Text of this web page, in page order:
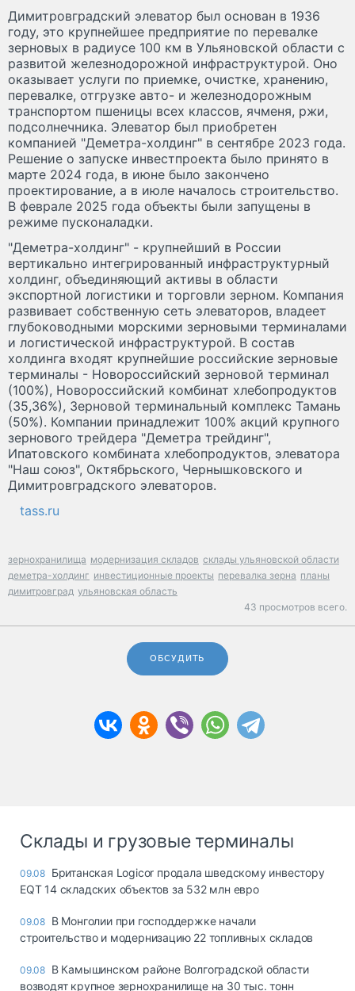
Димитровградский элеватор был основан в 1936
году, это крупнейшее предприятие по перевалке
зерновых в радиусе 100 км в Ульяновской области с
развитой железнодорожной инфраструктурой. Оно
оказывает услуги по приемке, очистке, хранению,
перевалке, отгрузке авто- и железнодорожным
транспортом пшеницы всех классов, ячменя, ржи,
подсолнечника. Элеватор был приобретен
компанией "Деметра-холдинг" в сентябре 2023 года.
Решение о запуске инвестпроекта было принято в
марте 2024 года, в июне было закончено
проектирование, а в июле началось строительство.
В феврале 2025 года объекты были запущены в
режиме пусконаладки.
"Деметра-холдинг" - крупнейший в России
вертикально интегрированный инфраструктурный
холдинг, объединяющий активы в области
экспортной логистики и торговли зерном. Компания
развивает собственную сеть элеваторов, владеет
глубоководными морскими зерновыми терминалами
и логистической инфраструктурой. В состав
холдинга входят крупнейшие российские зерновые
терминалы - Новороссийский зерновой терминал
(100%), Новороссийский комбинат хлебопродуктов
(35,36%), Зерновой терминальный комплекс Тамань
(50%). Компании принадлежит 100% акций крупного
зернового трейдера "Деметра трейдинг",
Ипатовского комбината хлебопродуктов, элеватора
"Наш союз", Октябрьского, Чернышковского и
Димитровградского элеваторов.
tass.ru
зернохранилища модернизация складов склады ульяновской области
деметра-холдинг инвестиционные проекты перевалка зерна планы
димитровград ульяновская область
43 просмотров всего.
ОБСУДИТЬ
Склады и грузовые терминалы
09.08 Британская Logicor продала шведскому инвестору
EQT 14 складских объектов за 532 млн евро
09.08 В Монголии при господдержке начали
строительство и модернизацию 22 топливных складов
09.08 В Камышинском районе Волгоградской области
возводят крупное зернохранилище на 30 тыс. тонн